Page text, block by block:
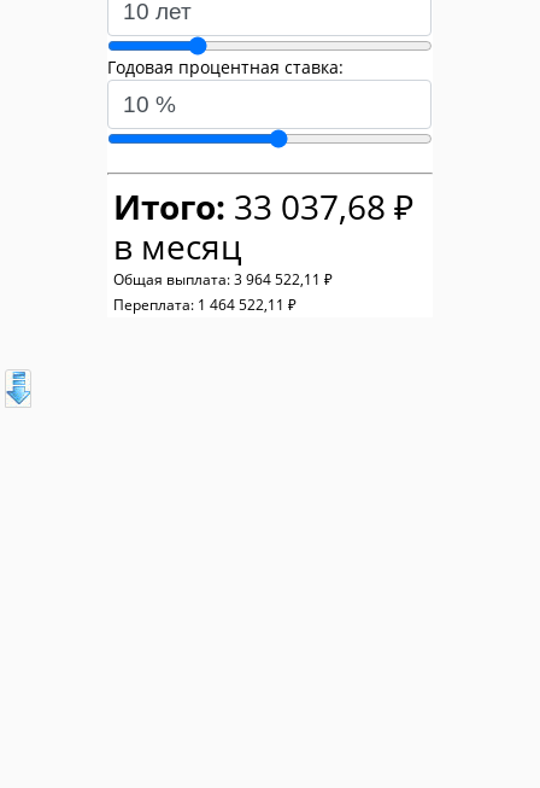
Годовая процентная ставка:
Итого: 33 037,68 ₽
в месяц
Общая выплата: 3 964 522,11 ₽
Переплата: 1 464 522,11 ₽